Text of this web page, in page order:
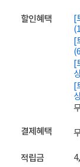
할인혜택
[
[
[
[
결제혜택
적립금